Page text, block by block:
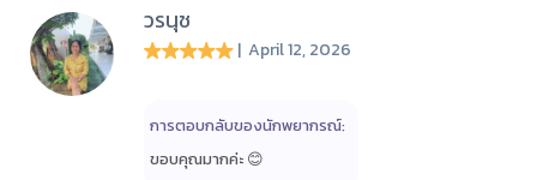
วรนุช
| April 12, 2026
การตอบกลับของนักพยากรณ์:
ขอบคุณมากค่ะ 😊